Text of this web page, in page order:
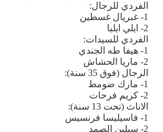
الفردي للرجال:
1- غبريال غسطين
2- ايلي ايليا
الفردي للسيدات:
1- هيفا طه الجندي
2- ماريا الحشاش
الرجال (فوق 35 سنة)
:
1- مارك ضومط
2- كريم فرحات
الاناث (تحت 13 سنة)
:
1- فاسيليسا فرنسيس
2- سيلين الصمد